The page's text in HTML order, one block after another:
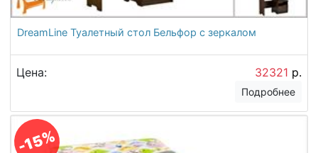
DreamLine Туалетный стол Бельфор с зеркалом
Цена: 32321 р.
Подробнее
-15%